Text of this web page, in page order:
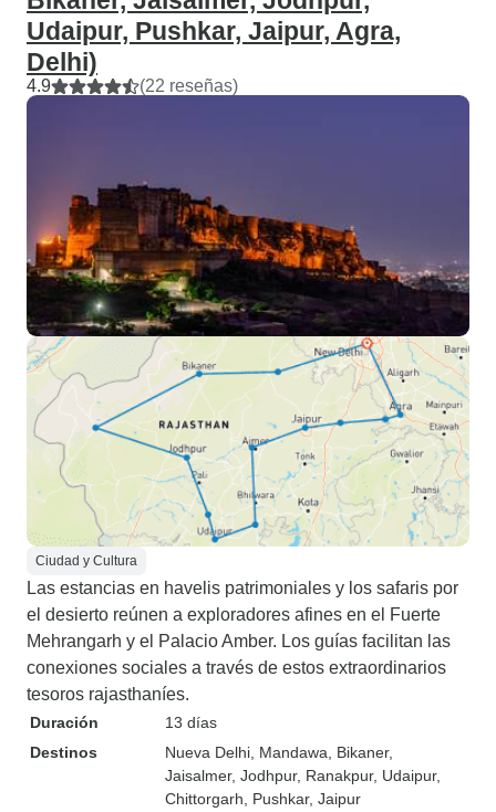
Udaipur, Pushkar, Jaipur, Agra,
Delhi)
4.9 (22 reseñas)
Ciudad y Cultura
Las estancias en havelis patrimoniales y los safaris por
el desierto reúnen a exploradores afines en el Fuerte
Mehrangarh y el Palacio Amber. Los guías facilitan las
conexiones sociales a través de estos extraordinarios
tesoros rajasthaníes.
Duración
13 días
Destinos
Nueva Delhi , Mandawa , Bikaner,
Jaisalmer, Jodhpur, Ranakpur, Udaipur,
Chittorgarh , Pushkar, Jaipur